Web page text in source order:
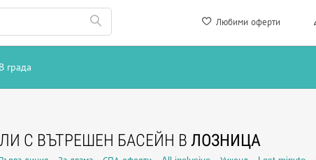
Любими оферти
В града
С ВЪТРЕШЕН БАСЕЙН В ЛОЗНИЦА